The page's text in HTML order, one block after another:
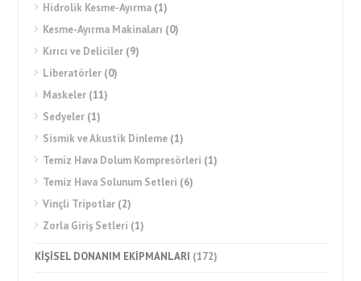
Hidrolik Kesme-Ayırma (1)
Kesme-Ayırma Makinaları (0)
Kırıcı ve Deliciler (9)
Liberatörler (0)
Maskeler (11)
Sedyeler (1)
Sismik ve Akustik Dinleme (1)
Temiz Hava Dolum Kompresörleri (1)
Temiz Hava Solunum Setleri (6)
Vinçli Tripotlar (2)
Zorla Giriş Setleri (1)
KİŞİSEL DONANIM EKİPMANLARI (172)